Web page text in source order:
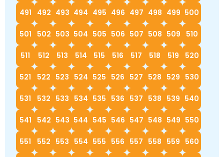
491 492 493 494 495 496 497 498 499 500
501 502 503 504 505 506 507 508 509 510
511 512 513 514 515 516 517 518 519 520
521 522 523 524 525 526 527 528 529 530
531 532 533 534 535 536 537 538 539 540
541 542 543 544 545 546 547 548 549 550
551 552 553 554 555 556 557 558 559 560